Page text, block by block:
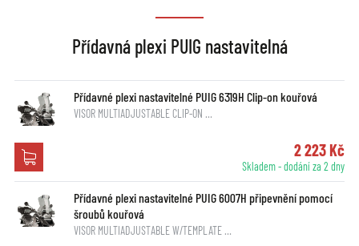
Přídavná plexi PUIG nastavitelná
Přídavné plexi nastavitelné PUIG 6319H Clip-on kouřová
VISOR MULTIADJUSTABLE CLIP-ON …
2 223 Kč
Skladem - dodání za 2 dny
Přídavné plexi nastavitelné PUIG 6007H připevnění pomocí
šroubů kouřová
VISOR MULTIADJUSTABLE W/TEMPLATE …